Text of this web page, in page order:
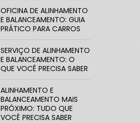
TROCA
CORREIA
OFICINA DE ALINHAMENTO
E BALANCEAMENTO: GUIA
PRÁTICO PARA CARROS
SERVIÇO DE ALINHAMENTO
E BALANCEAMENTO: O
QUE VOCÊ PRECISA SABER
ALINHAMENTO E
BALANCEAMENTO MAIS
PRÓXIMO: TUDO QUE
VOCÊ PRECISA SABER